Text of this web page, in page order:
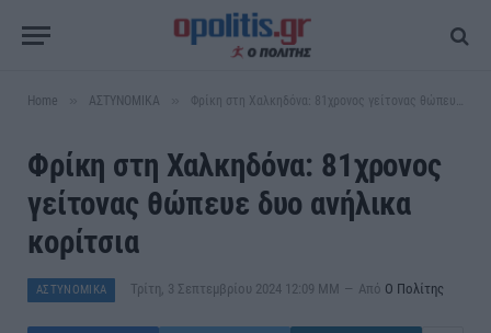
Home ΑΣΤΥΝΟΜΙΚΑ Φρίκη στη Χαλκηδόνα: 81χρονος γείτονας θώπευε δυο ανήλικα κορίτσια
Φρίκη στη Χαλκηδόνα: 81χρονος
γείτονας θώπευε δυο ανήλικα
κορίτσια
ΑΣΤΥΝΟΜΙΚΑ Τρίτη, 3 Σεπτεμβρίου 2024 12:09 ΜΜ Από Ο Πολίτης